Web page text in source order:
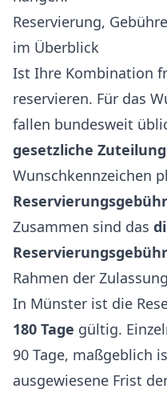
Reservierung,
im Überblick
Ist Ihre Kombination
reservieren. Für das
fallen bundesweit
gesetzliche
Wunschkennzeichen
Reservierungsgebühr
Zusammen sind das
Reservierungsgebühr
Rahmen der
In Münster ist die
180 Tage gültig.
90 Tage, maßgeblich
ausgewiesene Frist